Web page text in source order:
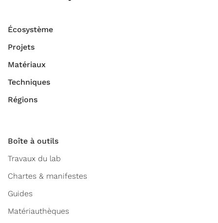
Écosystème
Projets
Matériaux
Techniques
Régions
Boîte à outils
Travaux du lab
Chartes & manifestes
Guides
Matériauthèques